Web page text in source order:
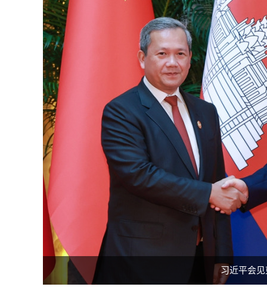
习近平会